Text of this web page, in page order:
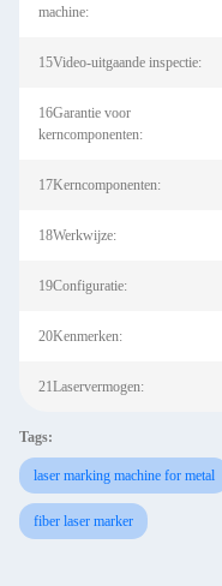
machine:
15Video-uitgaande inspectie:
16Garantie voor
kerncomponenten:
17Kerncomponenten:
18Werkwijze:
19Configuratie:
20Kenmerken:
21Laservermogen:
Tags:
laser marking machine for metal
fiber laser marker